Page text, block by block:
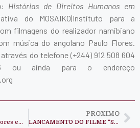
Histórias de Direitos Humanos em
do MOSAIKO|Instituto para a
filmagens do realizador namibiano
música do angolano Paulo Flores.
do telefone (+244) 912 508 604
ou ainda para o endereço
Formação de Formadores em Direitos Humanos
PROXIMO
LANCAMENTO DO FILME “SER HUMANO. Histórias de Direitos Humanos em Angola”